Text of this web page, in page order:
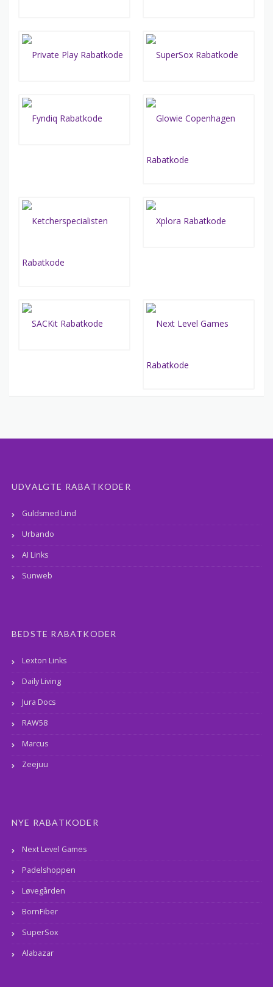
UDVALGTE RABATKODER
Guldsmed Lind
Urbando
AI Links
Sunweb
BEDSTE RABATKODER
Lexton Links
Daily Living
Jura Docs
RAW58
Marcus
Zeejuu
NYE RABATKODER
Next Level Games
Padelshoppen
Løvegården
BornFiber
SuperSox
Alabazar